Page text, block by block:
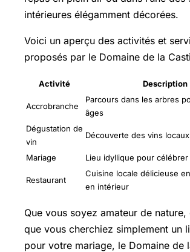
intérieures élégamment décorées.
Voici un aperçu des activités et
proposés par le Domaine de la
Activité Description
Accrobranche
Parcours dans les arbres
âges
Dégustation de
vin
Découverte des vins locaux
Mariage Lieu idyllique pour
Restaurant
Cuisine locale délicieuse
en intérieur
Que vous soyez amateur de
que vous cherchiez simplement un
pour votre mariage, le Domaine de